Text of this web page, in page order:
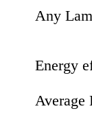
Any
Energy
Average